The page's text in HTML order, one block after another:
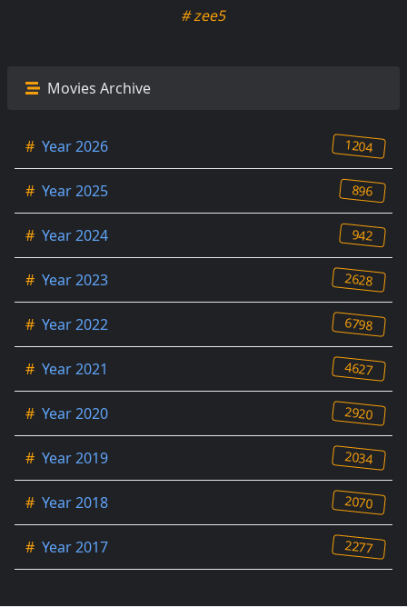
# zee5
Movies Archive
# Year 2026 1204
# Year 2025 896
# Year 2024 942
# Year 2023 2628
# Year 2022 6798
# Year 2021 4627
# Year 2020 2920
# Year 2019 2034
# Year 2018 2070
# Year 2017 2277